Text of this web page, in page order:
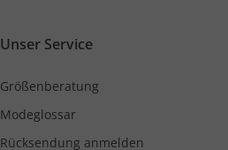
Unser Service
Größenberatung
Modeglossar
Rücksendung anmelden